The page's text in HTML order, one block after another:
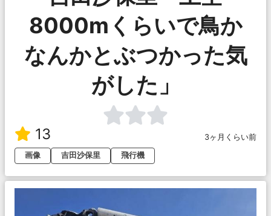
8000mくらいで鳥か
なんかとぶつかった気
がした」
13
3ヶ月くらい前
画像
吉田沙保里 飛行機